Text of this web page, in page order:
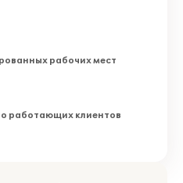
рабочих мест
работающих клиентов